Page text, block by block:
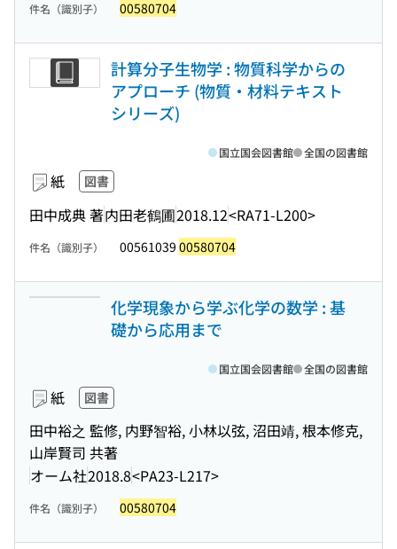
件名（識別子） 00580704
計算分子生物学 : 物質科学からの
アプローチ (物質・材料テキスト
シリーズ)
紙 図書
田中成典 著内田老鶴圃2018.12<RA71-L200>
国立国会図書館 全国の図書館
件名（識別子） 00561039 00580704
化学現象から学ぶ化学の数学 : 基
礎から応用まで
紙 図書
田中裕之 監修, 内野智裕, 小林以弦, 沼田靖, 根本修克,
山岸賢司 共著
オーム社2018.8<PA23-L217>
国立国会図書館 全国の図書館
件名（識別子） 00580704